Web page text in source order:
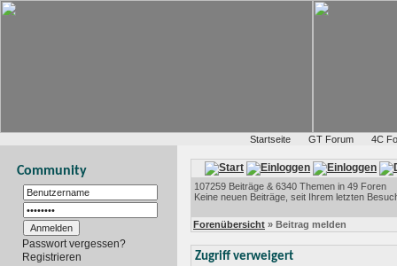
Startseite GT Forum 4C
Community
Passwort vergessen?
Registrieren
107259 Beiträge & 6340 Themen in 49 Foren
Keine neuen Beiträge, seit Ihrem letzten
Forenübersicht » Beitrag melden
Zugriff verweigert